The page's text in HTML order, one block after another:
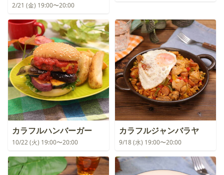
2/21 (金) 19:00〜20:00
カラフルハンバーガー
10/22 (火) 19:00〜20:00
カラフルジャンバラヤ
9/18 (水) 19:00〜20:00